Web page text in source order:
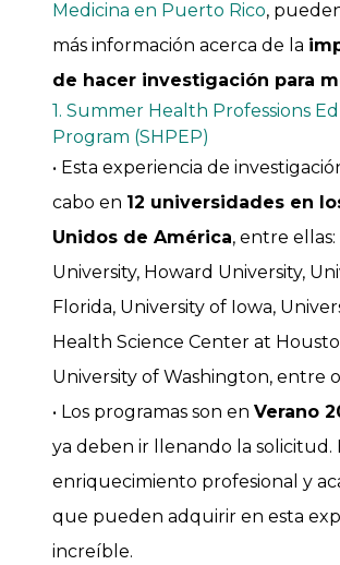
Medicina en Puerto Rico,
más información acerca de la
de hacer investigación para
1. Summer Health Professions
Program (SHPEP)
• Esta experiencia de
cabo en 12 universidades en
Unidos de América, entre
University, Howard University,
Florida, University of Iowa,
Health Science Center at
University of Washington, entre
• Los programas son en Verano
ya deben ir llenando la solicitud.
enriquecimiento profesional y
que pueden adquirir en esta
increíble.